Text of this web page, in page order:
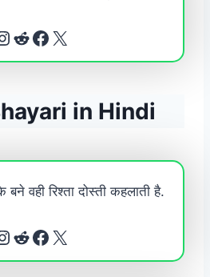
Reddit Facebook X
in Hindi
बने वही रिश्ता दोस्ती कहलाती है.
Reddit Facebook X